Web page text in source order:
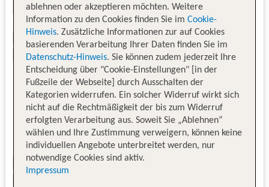
ablehnen oder akzeptieren möchten. Weitere
Information zu den Cookies finden Sie im Cookie-
Hinweis. Zusätzliche Informationen zur auf Cookies
basierenden Verarbeitung Ihrer Daten finden Sie im
Datenschutz-Hinweis. Sie können zudem jederzeit Ihre
Entscheidung über "Cookie-Einstellungen" [in der
Fußzeile der Webseite] durch Ausschalten der
Kategorien widerrufen. Ein solcher Widerruf wirkt sich
nicht auf die Rechtmäßigkeit der bis zum Widerruf
erfolgten Verarbeitung aus. Soweit Sie „Ablehnen“
wählen und Ihre Zustimmung verweigern, können keine
individuellen Angebote unterbreitet werden, nur
notwendige Cookies sind aktiv.
Impressum